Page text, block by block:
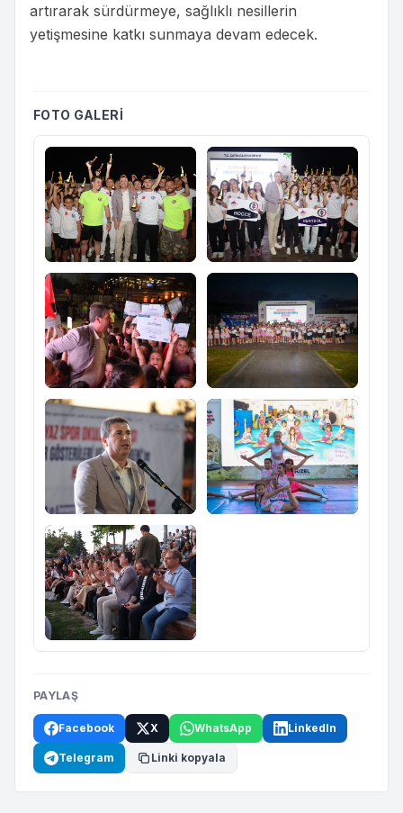
artırarak sürdürmeye, sağlıklı nesillerin
yetişmesine katkı sunmaya devam edecek.
FOTO GALERI
PAYLAŞ
Facebook X WhatsApp LinkedIn
Telegram Linki kopyala